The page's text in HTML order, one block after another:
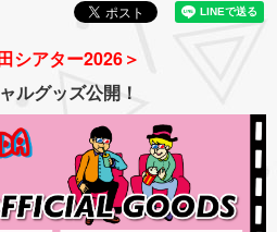
シアター2026＞
ルグッズ公開！